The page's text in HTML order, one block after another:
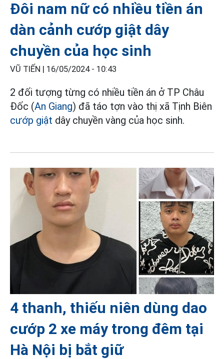
Đôi nam nữ có nhiều tiền án
dàn cảnh cướp giật dây
chuyền của học sinh
VŨ TIẾN | 16/05/2024 - 10:43
2 đối tượng từng có nhiều tiền án ở TP Châu
Đốc (An Giang) đã táo tợn vào thị xã Tịnh Biên
cướp giật dây chuyền vàng của học sinh.
4 thanh, thiếu niên dùng dao
cướp 2 xe máy trong đêm tại
Hà Nội bị bắt giữ